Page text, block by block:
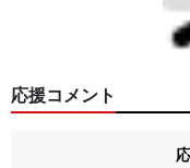
応援コメント